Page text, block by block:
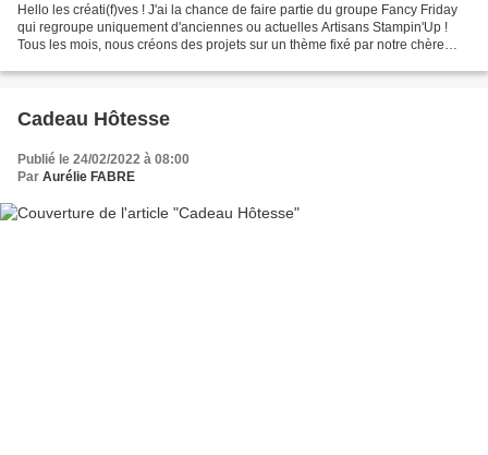
Hello les créati(f)ves ! J'ai la chance de faire partie du groupe Fancy Friday
qui regroupe uniquement d'anciennes ou actuelles Artisans Stampin'Up !
Tous les mois, nous créons des projets sur un thème fixé par notre chère
Cadeau Hôtesse
Publié le 24/02/2022 à 08:00
Par Aurélie FABRE